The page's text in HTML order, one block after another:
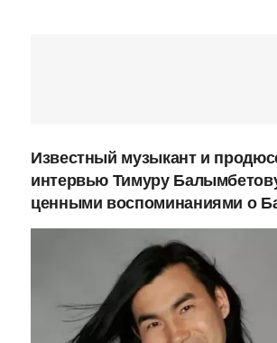
Известный музыкант и
интервью Тимуру
ценными воспоминаниями о